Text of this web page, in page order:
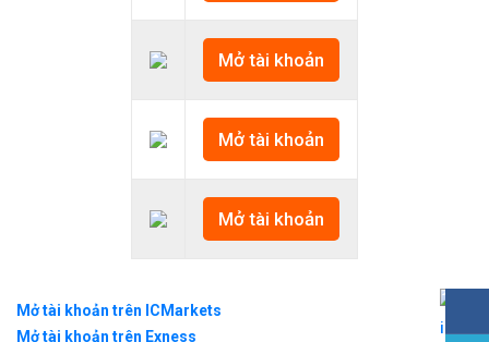
Mở tài khoản
Mở tài khoản
Mở tài khoản
Mở tài khoản trên ICMarkets
Mở tài khoản trên Exness